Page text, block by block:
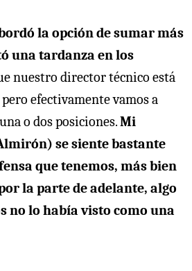
la opción de sumar más
una tardanza en los
nuestro director técnico está
efectivamente vamos a
o dos posiciones.Mi
se siente bastante
que tenemos, más bien
la parte de adelante, algo
no lo había visto como una